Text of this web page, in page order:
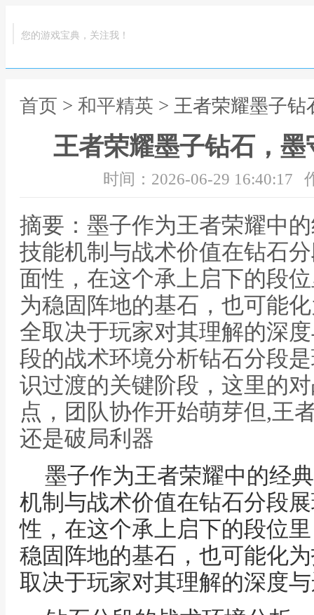
您的游戏宝典，关注我！
首页 > 和平精英 > 王者荣耀墨子
王者荣耀墨子钻石，
时间：2026-06-29 16:40:17
摘要：墨子作为王者荣耀中
技能机制与战术价值在钻石
面性，在这个承上启下的段
为稳固阵地的基石，也可能
全取决于玩家对其理解的深
段的战术环境分析钻石分段
识过渡的关键阶段，这里的
点，团队协作开始萌芽但,王
还是破局利器
墨子作为王者荣耀中的经
机制与战术价值在钻石分段
性，在这个承上启下的段位
稳固阵地的基石，也可能化
取决于玩家对其理解的深度